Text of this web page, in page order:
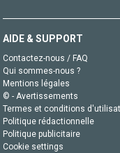
AIDE & SUPPORT
Contactez-nous / FAQ
Qui sommes-nous ?
Mentions légales
© - Avertissements
Termes et conditions
Politique rédactionnelle
Politique publicitaire
Cookie settings